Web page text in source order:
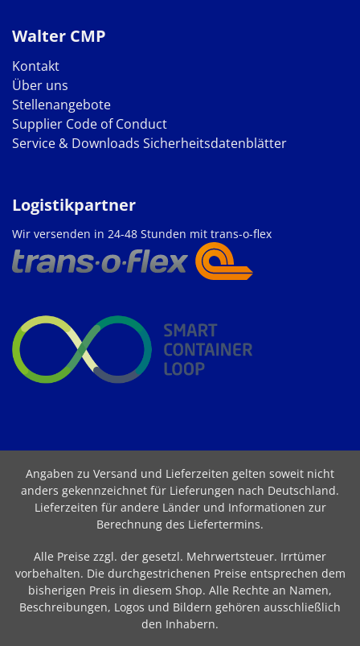
Walter CMP
Kontakt
Über uns
Stellenangebote
Supplier Code of Conduct
Service & Downloads Sicherheitsdatenblätter
Logistikpartner
Wir versenden in 24-48 Stunden mit trans-o-flex
Angaben zu Versand und Lieferzeiten gelten soweit nicht
anders gekennzeichnet für Lieferungen nach Deutschland.
Lieferzeiten für andere Länder und Informationen zur
Berechnung des Liefertermins.
Alle Preise zzgl. der gesetzl. Mehrwertsteuer. Irrtümer
vorbehalten. Die durchgestrichenen Preise entsprechen dem
bisherigen Preis in diesem Shop. Alle Rechte an Namen,
Beschreibungen, Logos und Bildern gehören ausschließlich
den Inhabern.